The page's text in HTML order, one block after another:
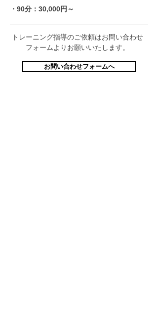
​・90分：30,000円～
トレーニング指導のご依頼はお問い合わせ
フォームよりお願いいたします。
お問い合わせフォームへ